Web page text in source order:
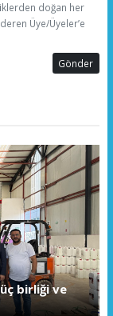
doğan her
Üye/Üyeler’e
Gönder
birliği ve